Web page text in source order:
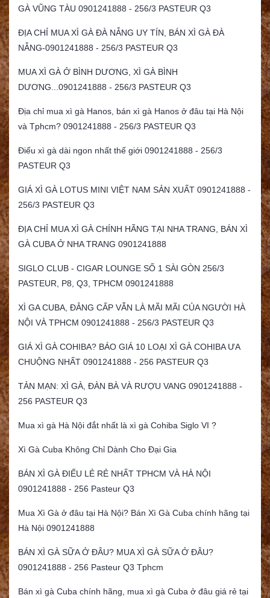
GÀ VŨNG TÀU 0901241888 - 256/3 PASTEUR Q3
ĐỊA CHỈ MUA XÌ GÀ ĐÀ NẴNG UY TÍN, BÁN XÌ GÀ ĐÀ
NẴNG-0901241888 - 256/3 PASTEUR Q3
MUA XÌ GÀ Ở BÌNH DƯƠNG, XÌ GÀ BÌNH
DƯƠNG...0901241888 - 256/3 PASTEUR Q3
Địa chỉ mua xì gà Hanos, bán xì gà Hanos ở đâu tại Hà Nội
và Tphcm? 0901241888 - 256/3 PASTEUR Q3
Điếu xì gà dài ngon nhất thế giới 0901241888 - 256/3
PASTEUR Q3
GIÁ XÌ GÀ LOTUS MINI VIỆT NAM SẢN XUẤT 0901241888 -
256/3 PASTEUR Q3
ĐỊA CHỈ MUA XÌ GÀ CHÍNH HÃNG TẠI NHA TRANG, BÁN XÌ
GÀ CUBA Ở NHA TRANG 0901241888
SIGLO CLUB - CIGAR LOUNGE SỐ 1 SÀI GÒN 256/3
PASTEUR, P8, Q3, TPHCM 0901241888
XÌ GA CUBA, ĐẲNG CẤP VẪN LÀ MÃI MÃI CỦA NGƯỜI HÀ
NỘI VÀ TPHCM 0901241888 - 256/3 PASTEUR Q3
GIÁ XÌ GÀ COHIBA? BÁO GIÁ 10 LOẠI XÌ GÀ COHIBA ƯA
CHUỘNG NHẤT 0901241888 - 256 PASTEUR Q3
TẢN MẠN: XÌ GÀ, ĐÀN BÀ VÀ RƯỢU VANG 0901241888 -
256 PASTEUR Q3
Mua xì gà Hà Nội đắt nhất là xì gà Cohiba Siglo VI ?
Xì Gà Cuba Không Chỉ Dành Cho Đại Gia
BÁN XÌ GÀ ĐIẾU LẺ RẺ NHẤT TPHCM VÀ HÀ NỘI
0901241888 - 256 Pasteur Q3
Mua Xì Gà ở đâu tại Hà Nội? Bán Xì Gà Cuba chính hãng tại
Hà Nội 0901241888
BÁN XÌ GÀ SỮA Ở ĐÂU? MUA XÌ GÀ SỮA Ở ĐÂU?
0901241888 - 256 Pasteur Q3 Tphcm
Bán xì gà Cuba chính hãng, mua xì gà Cuba ở đâu giá rẻ tại